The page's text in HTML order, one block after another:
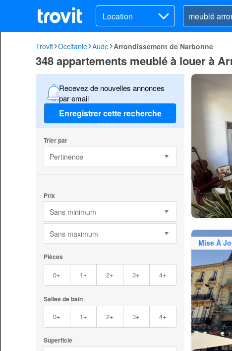
Location
Trovit Occitanie Aude Arrondissement de Narbonne
348 appartements meublé à louer à
Recevez de nouvelles annonces
par email
Enregistrer cette recherche
Trier par
Pertinence
Prix
Sans minimum
Sans maximum
Pièces
0+ 1+ 2+ 3+ 4+
Salles de bain
0+ 1+ 2+ 3+ 4+
Superficie
Mise À